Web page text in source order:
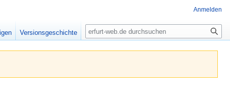
Anmelden
Versionsgeschichte Suche